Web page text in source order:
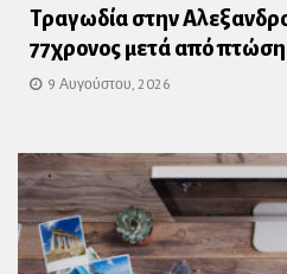
Τραγωδία στην
77χρονος μετά από
9 Αυγούστου, 2026